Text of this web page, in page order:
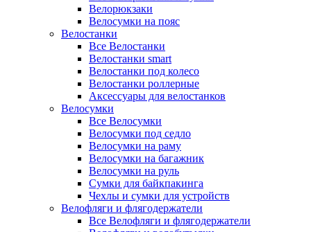
Велорюкзаки
Велосумки на пояс
Велостанки
Все Велостанки
Велостанки smart
Велостанки под колесо
Велостанки роллерные
Аксессуары для велостанков
Велосумки
Все Велосумки
Велосумки под седло
Велосумки на раму
Велосумки на багажник
Велосумки на руль
Сумки для байкпакинга
Чехлы и сумки для устройств
Велофляги и флягодержатели
Все Велофляги и флягодержатели